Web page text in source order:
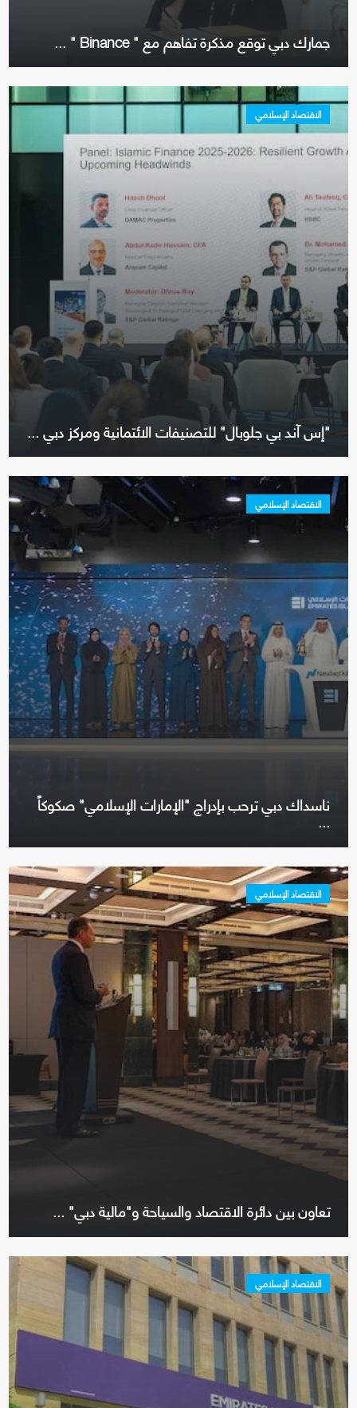
جمارك دبي توقع مذكرة تفاهم مع " Binance " ...
الاقتصاد الإسلامي
"إس آند بي جلوبال" للتصنيفات الائتمانية ومركز دبي ...
الاقتصاد الإسلامي
ناسداك دبي ترحب بإدراج "الإمارات الإسلامي" صكوكاً
...
الاقتصاد الإسلامي
تعاون بين دائرة الاقتصاد والسياحة و"مالية دبي" ...
الاقتصاد الإسلامي